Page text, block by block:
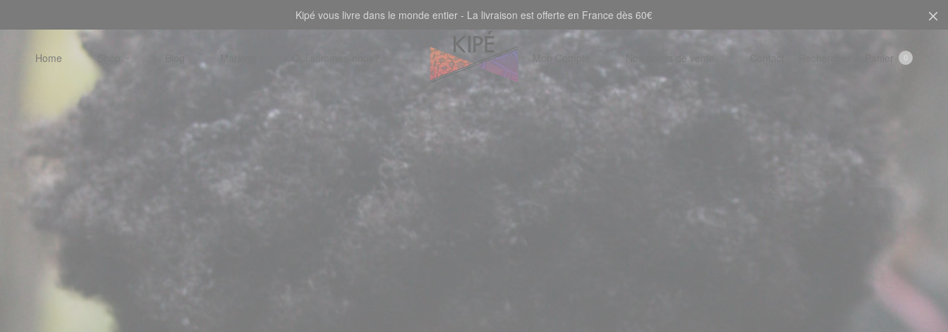
Kipé vous livre dans le monde entier - La livraison est offerte en France dès 60€
Home Qui sommes-nous? Mon Compte Nos points de vente Contact Panier